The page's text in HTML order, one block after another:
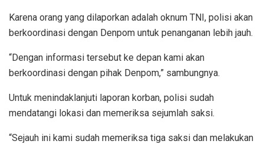
Karena orang yang dilaporkan adalah oknum TNI, polisi akan
berkoordinasi dengan Denpom untuk penanganan lebih jauh.
“Dengan informasi tersebut ke depan kami akan
berkoordinasi dengan pihak Denpom,” sambungnya.
Untuk menindaklanjuti laporan korban, polisi sudah
mendatangi lokasi dan memeriksa sejumlah saksi.
“Sejauh ini kami sudah memeriksa tiga saksi dan melakukan